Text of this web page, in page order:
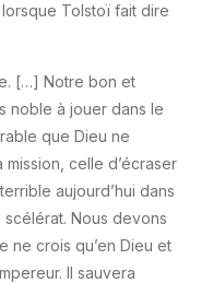
Tolstoï fait dire
[…] Notre bon et
noble à jouer dans le
que Dieu ne
mission, celle d’écraser
aujourd’hui dans
Nous devons
ne crois qu’en Dieu et
Il sauvera